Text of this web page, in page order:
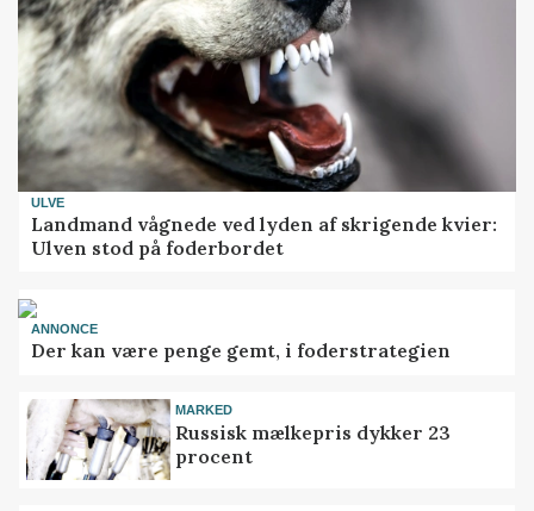
ULVE
Landmand vågnede ved lyden af skrigende kvier:
Ulven stod på foderbordet
ANNONCE
Der kan være penge gemt, i foderstrategien
MARKED
Russisk mælkepris dykker 23
procent